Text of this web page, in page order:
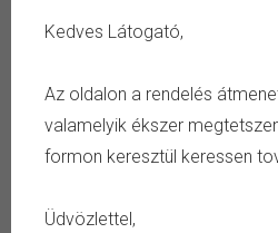
Kedves Látogató,
Az oldalon a rendelés
valamelyik ékszer
formon keresztül keressen
Üdvözlettel,
TULAJDONSÁG
Szín:ezüst, fekete
Ápolás:száraz ékszertisztító